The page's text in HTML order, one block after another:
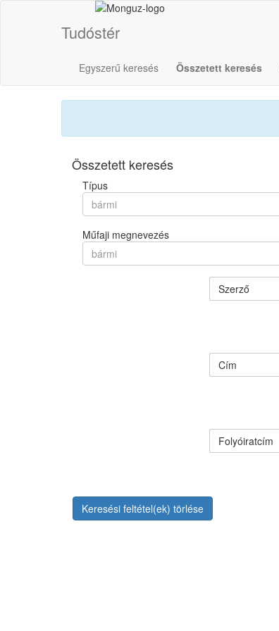
Tudóstér
Egyszerű keresés Összetett keresés
Összetett keresés
Típus
bármi
Műfaji megnevezés
bármi
Szerző
Cím
Folyóiratcím
Keresési feltétel(ek) törlése